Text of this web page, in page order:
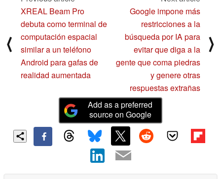
⟨
XREAL Beam Pro
debuta como terminal de
computación espacial
similar a un teléfono
Android para gafas de
realidad aumentada
Google impone más
restricciones a la
búsqueda por IA para
evitar que diga a la
gente que coma piedras
y genere otras
respuestas extrañas
⟩
Add as a preferred
source on Google